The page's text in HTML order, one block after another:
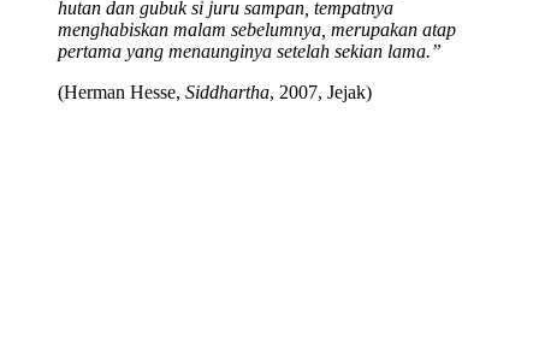
hutan dan gubuk si juru sampan, tempatnya
menghabiskan malam sebelumnya, merupakan atap
pertama yang menaunginya setelah sekian lama.”
(Herman Hesse, Siddhartha, 2007, Jejak)